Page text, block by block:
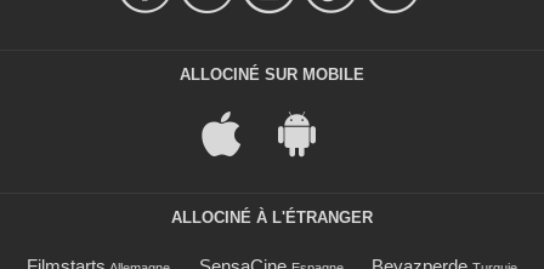
ALLOCINÉ SUR MOBILE
ALLOCINÉ À L'ÉTRANGER